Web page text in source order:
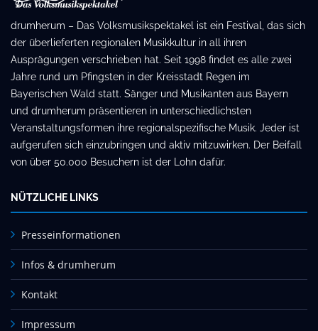
drumherum – Das Volksmusikspektakel ist ein Festival, das sich
der überlieferten regionalen Musikkultur in all ihren
Ausprägungen verschrieben hat. Seit 1998 findet es alle zwei
Jahre rund um Pfingsten in der Kreisstadt Regen im
Bayerischen Wald statt. Sänger und Musikanten aus Bayern
und drumherum präsentieren in unterschiedlichsten
Veranstaltungsformen ihre regionalspezifische Musik. Jeder ist
aufgerufen sich einzubringen und aktiv mitzuwirken. Der Beifall
von über 50.000 Besuchern ist der Lohn dafür.
NÜTZLICHE LINKS
Presseinformationen
Infos & drumherum
Kontakt
Impressum